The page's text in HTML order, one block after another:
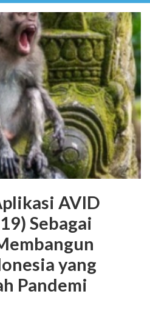
AVID
Sebagai
yang
Pandemi